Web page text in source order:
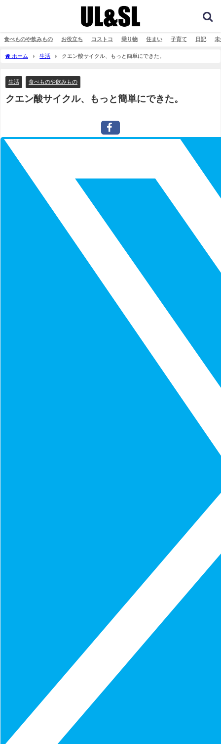
食べものや飲みもの お役立ち コストコ 乗り物 住まい 子育て 日記 未
ホーム 生活 クエン酸サイクル、もっと簡単にできた。
生活 食べものや飲みもの
クエン酸サイクル、もっと簡単にできた。